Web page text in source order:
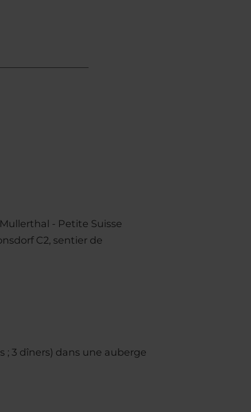
- Petite Suisse
C2, sentier de
3 dîners) dans une auberge